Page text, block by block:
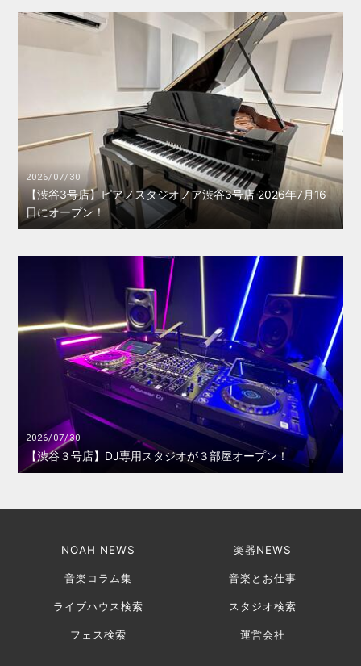
2026/07/30
【渋谷3号店】ピアノスタジオノア渋谷3号店 2026年7月16
日にオープン！
2026/07/30
【渋谷３号店】DJ専用スタジオが３部屋オープン！
NOAH NEWS 楽器NEWS
音楽コラム集 音楽とお仕事
ライブハウス検索 スタジオ検索
フェス検索 運営会社